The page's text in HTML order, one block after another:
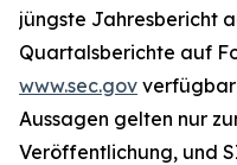
jüngste Jahresbericht
Quartalsberichte auf
www.sec.gov verfügbar
Aussagen gelten nur
Veröffentlichung, und